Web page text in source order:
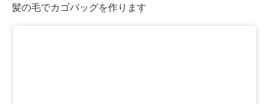
髪の毛でカゴバッグを作ります